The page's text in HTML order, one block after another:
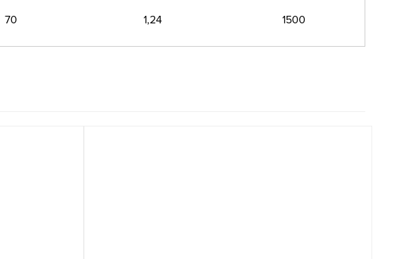
70 1,24 1500